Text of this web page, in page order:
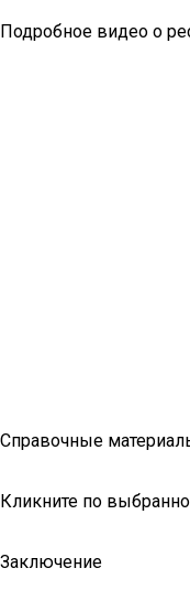
Подробное видео о
Справочные
Кликните по
Заключение